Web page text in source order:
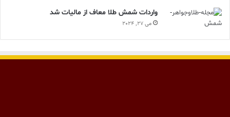
واردات شمش طلا معاف از مالیات شد
می 27, 2024